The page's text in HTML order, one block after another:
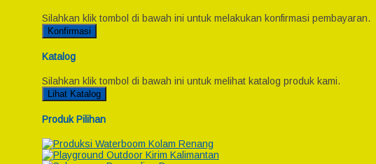
Silahkan klik tombol di bawah ini untuk melakukan konfirmasi pembayaran.
Konfirmasi
Katalog
Silahkan klik tombol di bawah ini untuk melihat katalog produk kami.
Lihat Katalog
Produk Pilihan